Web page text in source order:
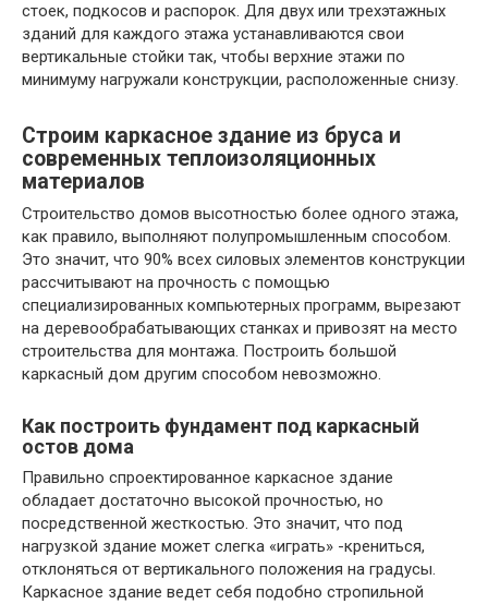
стоек, подкосов и распорок. Для двух или трехэтажных
зданий для каждого этажа устанавливаются свои
вертикальные стойки так, чтобы верхние этажи по
минимуму нагружали конструкции, расположенные снизу.
Строим каркасное здание из бруса и
современных теплоизоляционных
материалов
Строительство домов высотностью более одного этажа,
как правило, выполняют полупромышленным способом.
Это значит, что 90% всех силовых элементов конструкции
рассчитывают на прочность с помощью
специализированных компьютерных программ, вырезают
на деревообрабатывающих станках и привозят на место
строительства для монтажа. Построить большой
каркасный дом другим способом невозможно.
Как построить фундамент под каркасный
остов дома
Правильно спроектированное каркасное здание
обладает достаточно высокой прочностью, но
посредственной жесткостью. Это значит, что под
нагрузкой здание может слегка «играть» -крениться,
отклоняться от вертикального положения на градусы.
Каркасное здание ведет себя подобно стропильной